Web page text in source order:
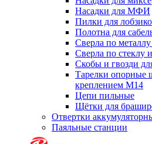
Насадки для МФИ
Пилки для
Полотна для
Сверла по
Сверла по стеклу
Скобы и гвозди
Тарелки
креплением М14
Цепи пильные
Щётки для
Отвертки
Паяльные станции